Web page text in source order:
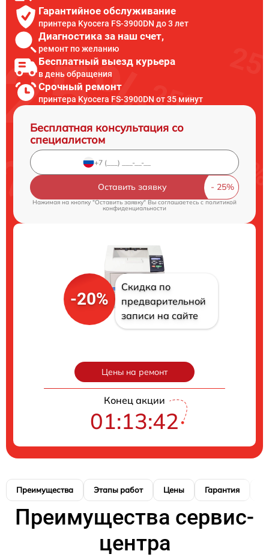
Гарантийное обслуживание
принтера Kyocera FS-3900DN до 3 лет
Диагностика за наш счет,
ремонт по желанию
Бесплатный выезд курьера
в день обращения
Срочный ремонт
принтера Kyocera FS-3900DN от 35 минут
Бесплатная консультация со
специалистом
Оставить заявку
Нажимая на кнопку "Оставить заявку" Вы соглашаетесь cполитикой
конфиденциальности
-20%
Скидка по
предварительной
записи на сайте
Цены на ремонт
Конец акции
01:13:41
Преимущества Этапы работ Цены Гарантия
Преимущества сервис-
центра